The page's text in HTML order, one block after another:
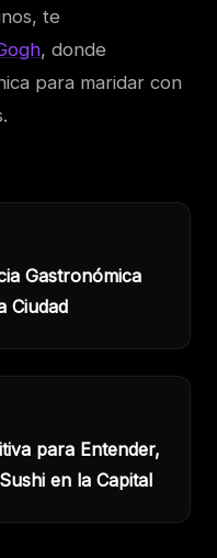
te
, donde
para maridar con
Gastronómica
Ciudad
para Entender,
en la Capital